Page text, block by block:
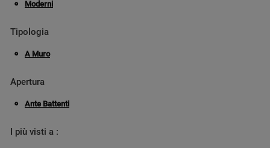
Moderni
Tipologia
A Muro
Apertura
Ante Battenti
I più visti a :